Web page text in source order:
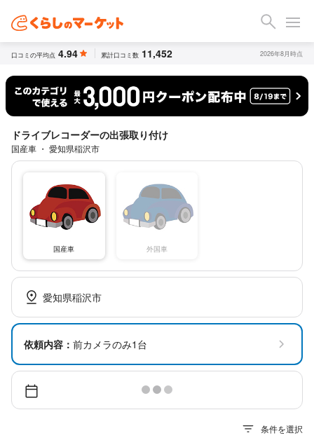
口コミの平均点 4.94 累計口コミ数 11,452 2026年8月時点
ドライブレコーダーの出張取り付け
国産車 ・ 愛知県稲沢市
国産車 外国車
愛知県稲沢市
依頼内容： 前カメラのみ1台
条件を選択